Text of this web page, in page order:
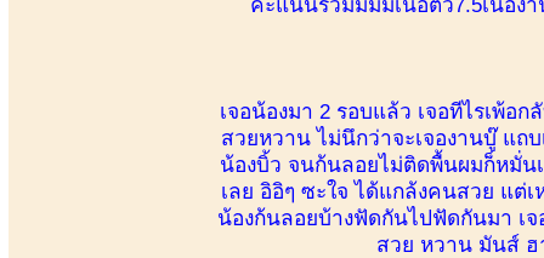
เจอน้องมา 2 รอบแล้ว เจอทีไรเพ้
สวยหวาน ไม่นึกว่าจะเจองานบู๊ แถ
น้องบิ้ว จนก้นลอยไม่ติดพื้นผมก็หมั่
เลย อิอิๆ ซะใจ ได้แกล้งคนสวย แต่
น้องก้นลอยบ้างฟัดกันไปฟัดกันมา เ
สวย หวาน มันส์ ฮ